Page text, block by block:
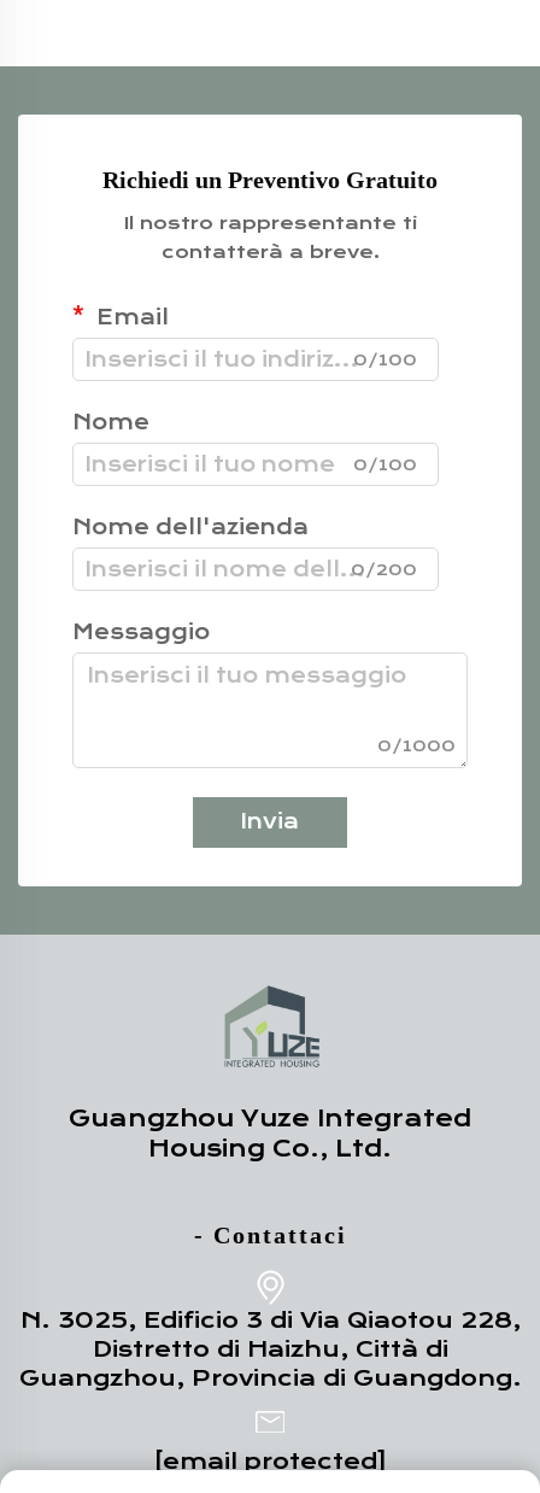
Richiedi un Preventivo Gratuito
Il nostro rappresentante ti
contatterà a breve.
Email
0/100
Nome
0/100
Nome dell'azienda
0/200
Messaggio
0/1000
Invia
Guangzhou Yuze Integrated
Housing Co., Ltd.
- Contattaci
N. 3025, Edificio 3 di Via Qiaotou 228,
Distretto di Haizhu, Città di
Guangzhou, Provincia di Guangdong.
[email protected]